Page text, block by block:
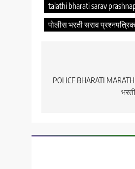
talathi bharati sarav
पोलीस भरती सराव
navigation
POLICE BHARATI